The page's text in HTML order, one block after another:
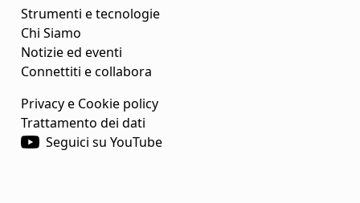
Strumenti e tecnologie
Chi Siamo
Notizie ed eventi
Connettiti e collabora
Privacy e Cookie policy
Trattamento dei dati
Seguici su YouTube